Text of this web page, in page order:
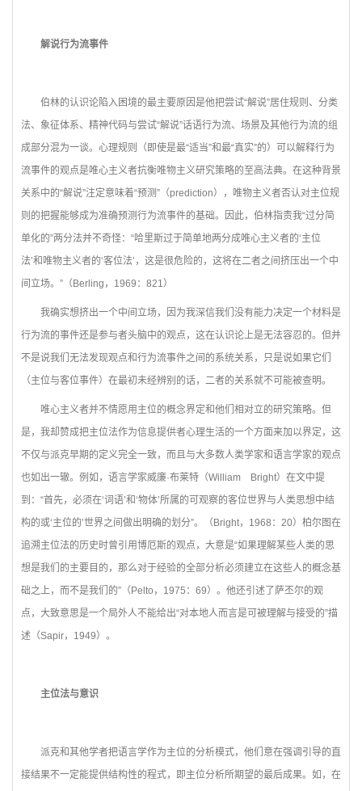
解说行为流事件
伯林的认识论陷入困境的最主要原因是他把尝试“解说”居住规则、分类
法、象征体系、精神代码与尝试“解说”话语行为流、场景及其他行为流的组
成部分混为一谈。心理规则（即使是最“适当”和最“真实”的）可以解释行为
流事件的观点是唯心主义者抗衡唯物主义研究策略的至高法典。在这种背景
关系中的“解说”注定意味着“预测”（prediction），唯物主义者否认对主位规
则的把握能够成为准确预测行为流事件的基础。因此，伯林指责我“过分简
单化的”两分法并不奇怪：“哈里斯过于简单地两分成唯心主义者的‘主位
法’和唯物主义者的‘客位法’，这是很危险的，这将在二者之间挤压出一个中
间立场。”（Berling，1969：821）
我确实想挤出一个中间立场，因为我深信我们没有能力决定一个材料是
行为流的事件还是参与者头脑中的观点，这在认识论上是无法容忍的。但并
不是说我们无法发现观点和行为流事件之间的系统关系，只是说如果它们
（主位与客位事件）在最初未经辨别的话，二者的关系就不可能被查明。
唯心主义者并不情愿用主位的概念界定和他们相对立的研究策略。但
是，我却赞成把主位法作为信息提供者心理生活的一个方面来加以界定，这
不仅与派克早期的定义完全一致，而且与大多数人类学家和语言学家的观点
也如出一辙。例如，语言学家威廉·布莱特（William Bright）在文中提
到：“首先，必须在‘词语’和‘物体’所属的可观察的客位世界与人类思想中结
构的或‘主位的’世界之间做出明确的划分”。（Bright，1968：20）柏尔图在
追溯主位法的历史时曾引用博厄斯的观点，大意是“如果理解某些人类的思
想是我们的主要目的，那么对于经验的全部分析必须建立在这些人的概念基
础之上，而不是我们的”（Pelto，1975：69）。他还引述了萨丕尔的观
点，大致意思是一个局外人不能给出“对本地人而言是可被理解与接受的”描
述（Sapir，1949）。
主位法与意识
派克和其他学者把语言学作为主位的分析模式，他们意在强调引导的直
接结果不一定能提供结构性的程式，即主位分析所期望的最后成果。如，在